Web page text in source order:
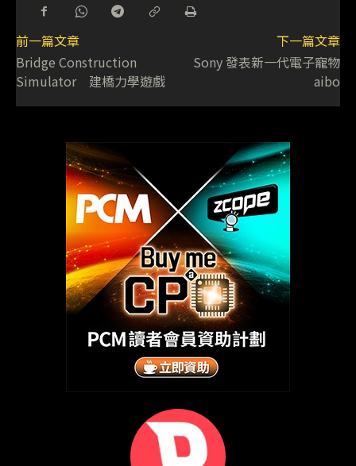
前一篇文章
Bridge Construction
Simulator 建橋力學遊戲
下一篇文章
Sony 發表新一代電子寵物
aibo